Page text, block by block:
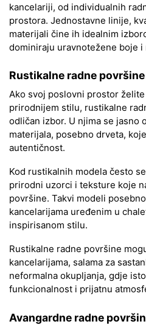
kancelariji, od individualnih
prostora. Jednostavne linije,
materijali čine ih idealnim
dominiraju uravnotežene boje i
Rustikalne radne površine
Ako svoj poslovni prostor
prirodnijem stilu, rustikalne
odličan izbor. U njima se jasno
materijala, posebno drveta,
autentičnost.
Kod rustikalnih modela često
prirodni uzorci i teksture koje
površine. Takvi modeli
kancelarijama uređenim u
inspirisanom stilu.
Rustikalne radne površine
kancelarijama, salama za
neformalna okupljanja, gdje
funkcionalnost i prijatnu
Avangardne radne